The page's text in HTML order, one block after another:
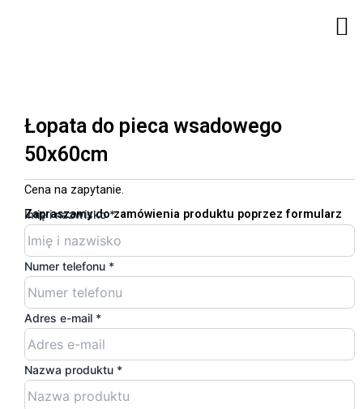
Łopata do pieca wsadowego
50x60cm
Cena na zapytanie.
Zapraszamy do zamówienia produktu poprzez formularz
Imię
nazwisko
telefonu
Imię i nazwisko*
Numer telefonu *
Adres e-mail *
Nazwa produktu *